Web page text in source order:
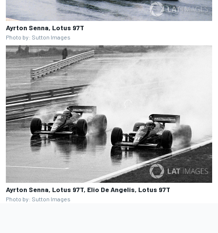
Ayrton Senna, Lotus 97T
Photo by: Sutton Images
Ayrton Senna, Lotus 97T, Elio De Angelis, Lotus 97T
Photo by: Sutton Images